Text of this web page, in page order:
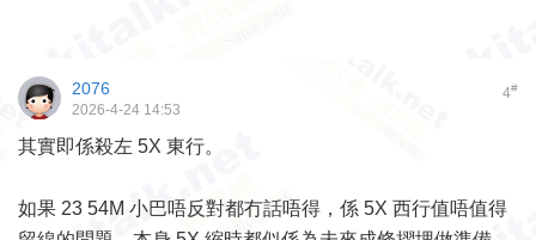
4#
2076
2026-4-24 14:53
其實即係殺左 5X 東行。
如果 23 54M 小巴唔反對都冇話唔得，係 5X 西行值唔值得